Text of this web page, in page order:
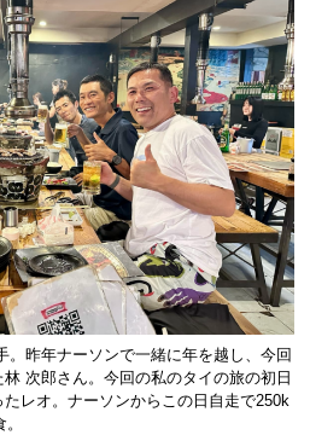
。昨年ナーソンで一緒に年を越し、今回
次郎さん。今回の私のタイの旅の初日
レオ。ナーソンからこの日自走で250k